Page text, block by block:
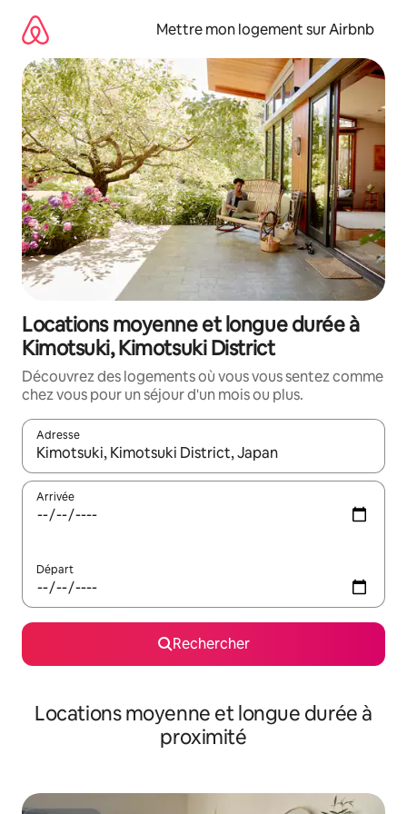
directement
contenu
Mettre mon logement sur Airbnb
Locations moyenne et longue durée à
Kimotsuki, Kimotsuki District
Découvrez des logements où vous vous sentez comme
chez vous pour un séjour d'un mois ou plus.
Adresse
Lorsque les résultats s'affichent, utilisez les flèches vers le
Arrivée
Départ
Rechercher
Locations moyenne et longue durée à
proximité